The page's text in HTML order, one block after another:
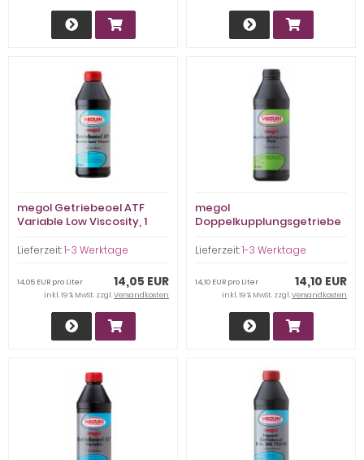
megol Getriebeoel ATF
Variable Low Viscosity, 1
Lieferzeit:1-3 Werktage
14,05 EUR
14,05 EUR pro Liter
inkl. 19 % MwSt. zzgl.Versandkosten
megol
Doppelkupplungsgetriebe
Lieferzeit:1-3 Werktage
14,10 EUR
14,10 EUR pro Liter
inkl. 19 % MwSt. zzgl.Versandkosten